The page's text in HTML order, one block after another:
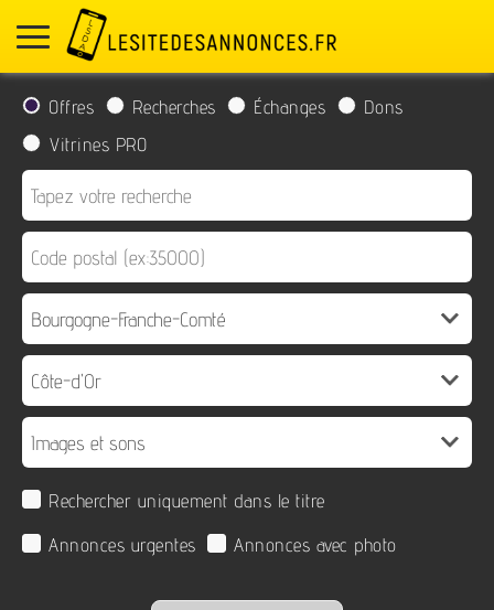
Offres Recherches Échanges
Dons
Vitrines PRO
Rechercher uniquement dans le titre
Annonces urgentes
Annonces avec photo